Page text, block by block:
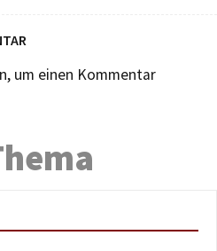
um einen Kommentar